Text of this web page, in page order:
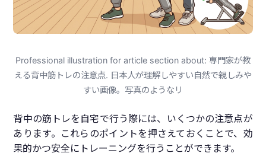
Professional illustration for article section about: 専門家が教
える背中筋トレの注意点. 日本人が理解しやすい自然で親しみや
すい画像。写真のようなリ
背中の筋トレを自宅で行う際には、いくつかの注意点が
あります。これらのポイントを押さえておくことで、効
果的かつ安全にトレーニングを行うことができます。